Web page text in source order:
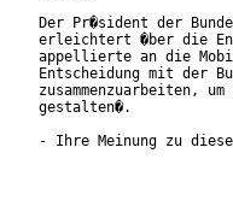
Der Pr�sident der
erleichtert �ber die
appellierte an die
Entscheidung mit der
zusammenzuarbeiten,
gestalten�.
- Ihre Meinung zu